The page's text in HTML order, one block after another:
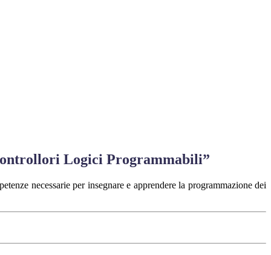
Logici Programmabili”
necessarie per insegnare e apprendere la programmazione dei